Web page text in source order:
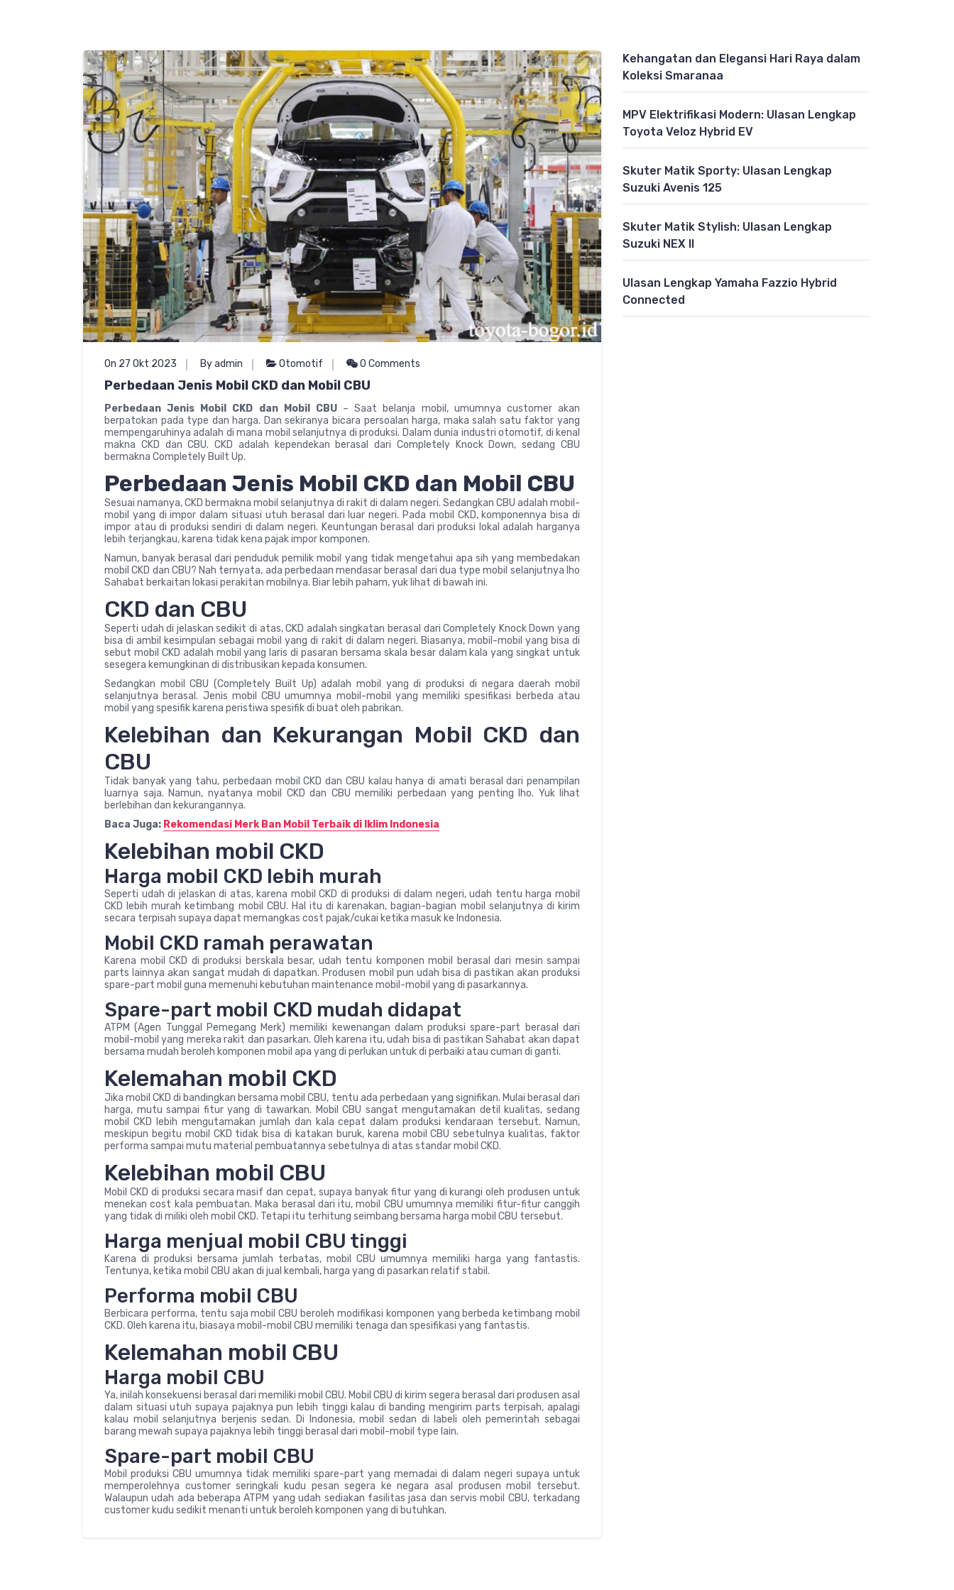
On 27 Okt 2023 By admin Otomotif 0 Comments
Perbedaan Jenis Mobil CKD dan Mobil CBU
Perbedaan Jenis Mobil CKD dan Mobil CBU– Saat belanja mobil, umumnya customer akan
berpatokan pada type dan harga. Dan sekiranya bicara persoalan harga, maka salah satu faktor yang
mempengaruhinya adalah di mana mobil selanjutnya di produksi. Dalam dunia industri otomotif, di kenal
makna CKD dan CBU. CKD adalah kependekan berasal dari Completely Knock Down, sedang CBU
bermakna Completely Built Up.
Perbedaan Jenis Mobil CKD dan Mobil CBU
Sesuai namanya, CKD bermakna mobil selanjutnya di rakit di dalam negeri. Sedangkan CBU adalah mobil-
mobil yang di impor dalam situasi utuh berasal dari luar negeri. Pada mobil CKD, komponennya bisa di
impor atau di produksi sendiri di dalam negeri. Keuntungan berasal dari produksi lokal adalah harganya
lebih terjangkau, karena tidak kena pajak impor komponen.
Namun, banyak berasal dari penduduk pemilik mobil yang tidak mengetahui apa sih yang membedakan
mobil CKD dan CBU? Nah ternyata, ada perbedaan mendasar berasal dari dua type mobil selanjutnya lho
Sahabat berkaitan lokasi perakitan mobilnya. Biar lebih paham, yuk lihat di bawah ini.
CKD dan CBU
Seperti udah di jelaskan sedikit di atas, CKD adalah singkatan berasal dari Completely Knock Down yang
bisa di ambil kesimpulan sebagai mobil yang di rakit di dalam negeri. Biasanya, mobil-mobil yang bisa di
sebut mobil CKD adalah mobil yang laris di pasaran bersama skala besar dalam kala yang singkat untuk
sesegera kemungkinan di distribusikan kepada konsumen.
Sedangkan mobil CBU (Completely Built Up) adalah mobil yang di produksi di negara daerah mobil
selanjutnya berasal. Jenis mobil CBU umumnya mobil-mobil yang memiliki spesifikasi berbeda atau
mobil yang spesifik karena peristiwa spesifik di buat oleh pabrikan.
Kelebihan dan Kekurangan Mobil CKD dan
CBU
Tidak banyak yang tahu, perbedaan mobil CKD dan CBU kalau hanya di amati berasal dari penampilan
luarnya saja. Namun, nyatanya mobil CKD dan CBU memiliki perbedaan yang penting lho. Yuk lihat
berlebihan dan kekurangannya.
Baca Juga: Rekomendasi Merk Ban Mobil Terbaik di Iklim Indonesia
Kelebihan mobil CKD
Harga mobil CKD lebih murah
Seperti udah di jelaskan di atas, karena mobil CKD di produksi di dalam negeri, udah tentu harga mobil
CKD lebih murah ketimbang mobil CBU. Hal itu di karenakan, bagian-bagian mobil selanjutnya di kirim
secara terpisah supaya dapat memangkas cost pajak/cukai ketika masuk ke Indonesia.
Mobil CKD ramah perawatan
Karena mobil CKD di produksi berskala besar, udah tentu komponen mobil berasal dari mesin sampai
parts lainnya akan sangat mudah di dapatkan. Produsen mobil pun udah bisa di pastikan akan produksi
spare-part mobil guna memenuhi kebutuhan maintenance mobil-mobil yang di pasarkannya.
Spare-part mobil CKD mudah didapat
ATPM (Agen Tunggal Pemegang Merk) memiliki kewenangan dalam produksi spare-part berasal dari
mobil-mobil yang mereka rakit dan pasarkan. Oleh karena itu, udah bisa di pastikan Sahabat akan dapat
bersama mudah beroleh komponen mobil apa yang di perlukan untuk di perbaiki atau cuman di ganti.
Kelemahan mobil CKD
Jika mobil CKD di bandingkan bersama mobil CBU, tentu ada perbedaan yang signifikan. Mulai berasal dari
harga, mutu sampai fitur yang di tawarkan. Mobil CBU sangat mengutamakan detil kualitas, sedang
mobil CKD lebih mengutamakan jumlah dan kala cepat dalam produksi kendaraan tersebut. Namun,
meskipun begitu mobil CKD tidak bisa di katakan buruk, karena mobil CBU sebetulnya kualitas, faktor
performa sampai mutu material pembuatannya sebetulnya di atas standar mobil CKD.
Kelebihan mobil CBU
Mobil CKD di produksi secara masif dan cepat, supaya banyak fitur yang di kurangi oleh produsen untuk
menekan cost kala pembuatan. Maka berasal dari itu, mobil CBU umumnya memiliki fitur-fitur canggih
yang tidak di miliki oleh mobil CKD. Tetapi itu terhitung seimbang bersama harga mobil CBU tersebut.
Harga menjual mobil CBU tinggi
Karena di produksi bersama jumlah terbatas, mobil CBU umumnya memiliki harga yang fantastis.
Tentunya, ketika mobil CBU akan di jual kembali, harga yang di pasarkan relatif stabil.
Performa mobil CBU
Berbicara performa, tentu saja mobil CBU beroleh modifikasi komponen yang berbeda ketimbang mobil
CKD. Oleh karena itu, biasaya mobil-mobil CBU memiliki tenaga dan spesifikasi yang fantastis.
Kelemahan mobil CBU
Harga mobil CBU
Ya, inilah konsekuensi berasal dari memiliki mobil CBU. Mobil CBU di kirim segera berasal dari produsen asal
dalam situasi utuh supaya pajaknya pun lebih tinggi kalau di banding mengirim parts terpisah, apalagi
kalau mobil selanjutnya berjenis sedan. Di Indonesia, mobil sedan di labeli oleh pemerintah sebagai
barang mewah supaya pajaknya lebih tinggi berasal dari mobil-mobil type lain.
Spare-part mobil CBU
Mobil produksi CBU umumnya tidak memiliki spare-part yang memadai di dalam negeri supaya untuk
memperolehnya customer seringkali kudu pesan segera ke negara asal produsen mobil tersebut.
Walaupun udah ada beberapa ATPM yang udah sediakan fasilitas jasa dan servis mobil CBU, terkadang
customer kudu sedikit menanti untuk beroleh komponen yang di butuhkan.
Kehangatan dan Elegansi Hari Raya dalam
Koleksi Smaranaa
MPV Elektrifikasi Modern: Ulasan Lengkap
Toyota Veloz Hybrid EV
Skuter Matik Sporty: Ulasan Lengkap
Suzuki Avenis 125
Skuter Matik Stylish: Ulasan Lengkap
Suzuki NEX II
Ulasan Lengkap Yamaha Fazzio Hybrid
Connected